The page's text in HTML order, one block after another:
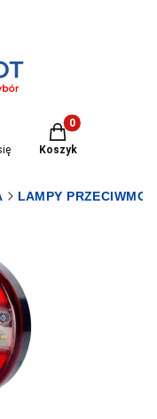
Produkty w
Koszyk
LAMPY